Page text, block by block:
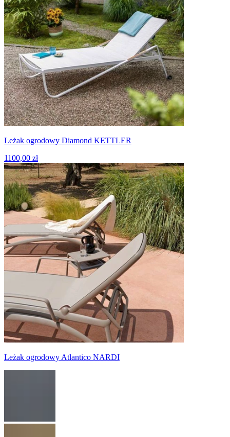
Leżak ogrodowy Diamond KETTLER
1100,00 zł
Leżak ogrodowy Atlantico NARDI